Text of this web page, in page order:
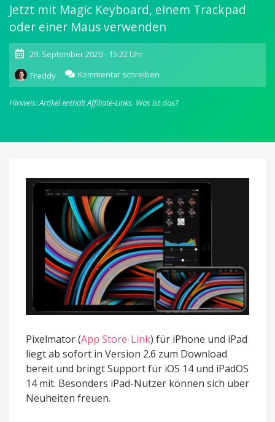
Jetzt mit Magic Keyboard, einem Trackpad
oder einer Maus verwenden
29. September 2020 - 15:22 Uhr
Freddy
Kommentar schreiben
Pixelmator
für
iOS:
bringt
iOS
14
und
iPadOS
14
Hinweis: Artikel enthält Affiliate-Links. Was ist das?
Pixelmator (App Store-Link) für iPhone und iPad
liegt ab sofort in Version 2.6 zum Download
bereit und bringt Support für iOS 14 und iPadOS
14 mit. Besonders iPad-Nutzer können sich über
Neuheiten freuen.